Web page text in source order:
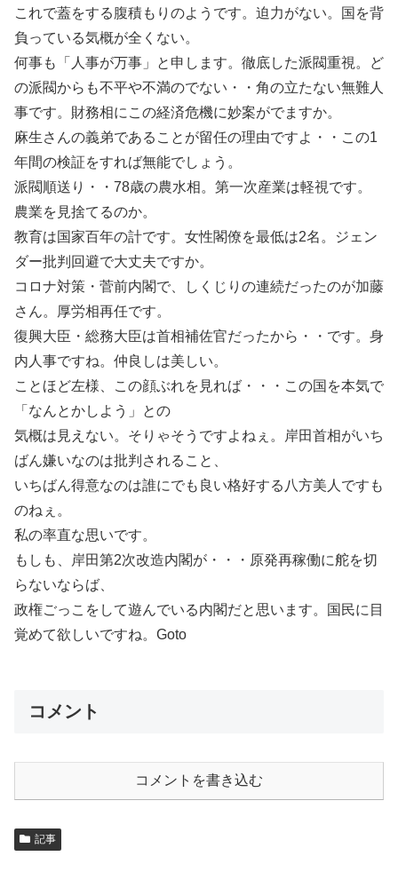
これで蓋をする腹積もりのようです。迫力がない。国を背
負っている気概が全くない。
何事も「人事が万事」と申します。徹底した派閥重視。ど
の派閥からも不平や不満のでない・・角の立たない無難人
事です。財務相にこの経済危機に妙案がでますか。
麻生さんの義弟であることが留任の理由ですよ・・この1
年間の検証をすれば無能でしょう。
派閥順送り・・78歳の農水相。第一次産業は軽視です。
農業を見捨てるのか。
教育は国家百年の計です。女性閣僚を最低は2名。ジェン
ダー批判回避で大丈夫ですか。
コロナ対策・菅前内閣で、しくじりの連続だったのが加藤
さん。厚労相再任です。
復興大臣・総務大臣は首相補佐官だったから・・です。身
内人事ですね。仲良しは美しい。
ことほど左様、この顔ぶれを見れば・・・この国を本気で
「なんとかしよう」との
気概は見えない。そりゃそうですよねぇ。岸田首相がいち
ばん嫌いなのは批判されること、
いちばん得意なのは誰にでも良い格好する八方美人ですも
のねぇ。
私の率直な思いです。
もしも、岸田第2次改造内閣が・・・原発再稼働に舵を切
らないならば、
政権ごっこをして遊んでいる内閣だと思います。国民に目
覚めて欲しいですね。Goto
コメント
コメントを書き込む
記事